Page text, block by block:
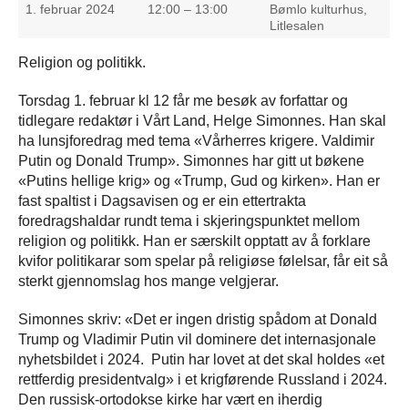
1. februar 2024 12:00 – 13:00
Bømlo kulturhus,
Litlesalen
Religion og politikk.
Torsdag 1. februar kl 12 får me besøk av forfattar og
tidlegare redaktør i Vårt Land, Helge Simonnes. Han skal
ha lunsjforedrag med tema «Vårherres krigere. Valdimir
Putin og Donald Trump». Simonnes har gitt ut bøkene
«Putins hellige krig» og «Trump, Gud og kirken». Han er
fast spaltist i Dagsavisen og er ein ettertrakta
foredragshaldar rundt tema i skjeringspunktet mellom
religion og politikk. Han er særskilt opptatt av å forklare
kvifor politikarar som spelar på religiøse følelsar, får eit så
sterkt gjennomslag hos mange velgjerar.
Simonnes skriv: «Det er ingen dristig spådom at Donald
Trump og Vladimir Putin vil dominere det internasjonale
nyhetsbildet i 2024. Putin har lovet at det skal holdes «et
rettferdig presidentvalg» i et krigførende Russland i 2024.
Den russisk-ortodokse kirke har vært en iherdig